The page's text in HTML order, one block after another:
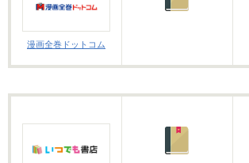
漫画全巻ドットコム